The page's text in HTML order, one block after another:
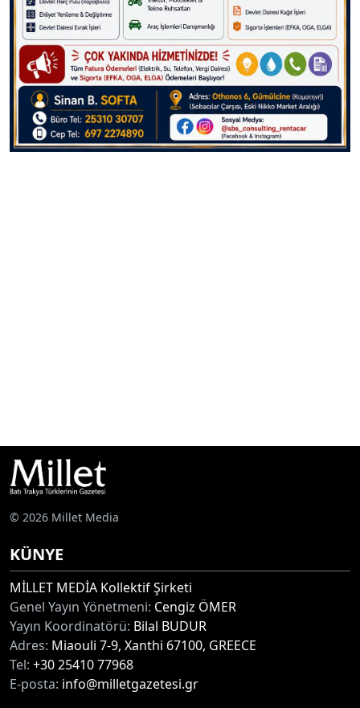
© 2026 Millet Media
KÜNYE
MİLLET MEDİA Kollektif Şirketi
Genel Yayın Yönetmeni: Cengiz ÖMER
Yayın Koordinatörü: Bilal BUDUR
Adres: Miaouli 7-9, Xanthi 67100, GREECE
Tel: +30 25410 77968
E-posta: info@milletgazetesi.gr